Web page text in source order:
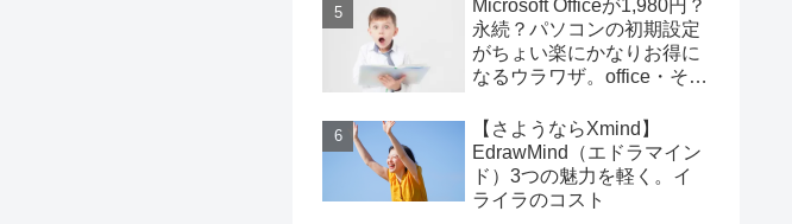
Microsoft Officeが1,980円？
永続？パソコンの初期設定
がちょい楽にかなりお得に
なるウラワザ。office・その
【さようならXmind】
EdrawMind（エドラマイン
ド）3つの魅力を軽く。イ
ライラのコスト